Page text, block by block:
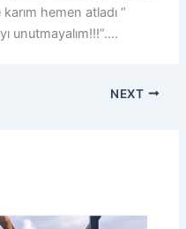
hemen atladı “
unutmayalım!!!”….
NEXT